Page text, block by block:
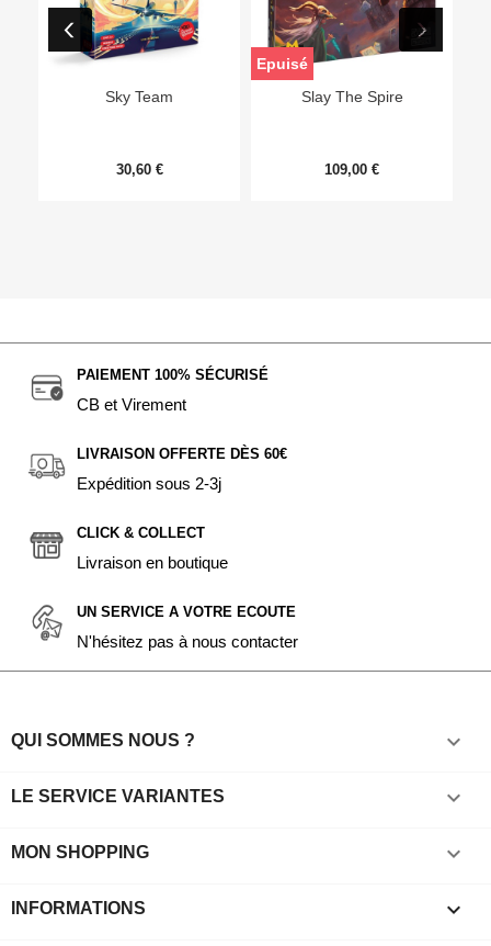
Sky Team
30,60 €
Slay The Spire
109,00 €
Epuisé
PAIEMENT 100% SÉCURISÉ
CB et Virement
LIVRAISON OFFERTE DÈS 60€
Expédition sous 2-3j
CLICK & COLLECT
Livraison en boutique
UN SERVICE A VOTRE ECOUTE
N'hésitez pas à nous contacter
QUI SOMMES NOUS ? 
LE SERVICE VARIANTES 
MON SHOPPING 
INFORMATIONS keyboard_arrow_down